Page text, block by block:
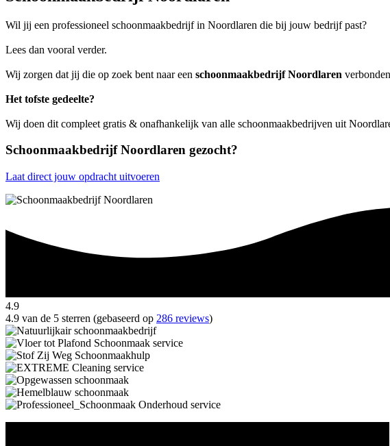
Wil jij een professioneel schoonmaakbedrijf in Noordlaren die bij jouw bedrijf past?
Lees dan vooral verder.
Wij zorgen dat jij die op zoek bent naar een schoonmaakbedrijf Noordlaren
Het tofste gedeelte?
Wij doen dit compleet gratis & onafhankelijk van alle schoonmaakbedrijven uit
Schoonmaakbedrijf Noordlaren gezocht?
Laat direct jouw opdracht uitvoeren
4.9
4.9 van de 5 sterren (gebaseerd op 286 reviews)